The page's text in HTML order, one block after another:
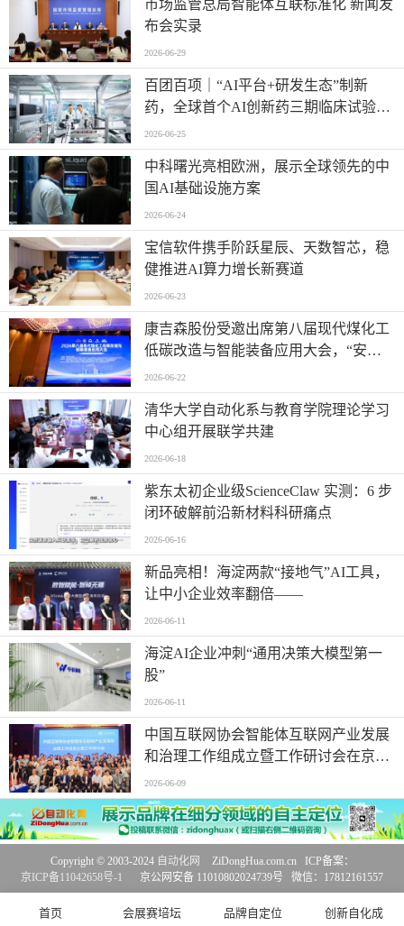
市场监管总局智能体互联标准化 新闻发
布会实录
2026-06-29
百团百项｜“AI平台+研发生态”制新
药，全球首个AI创新药三期临床试验将
启动
2026-06-25
中科曙光亮相欧洲，展示全球领先的中
国AI基础设施方案
2026-06-24
宝信软件携手阶跃星辰、天数智芯，稳
健推进AI算力增长新赛道
2026-06-23
康吉森股份受邀出席第八届现代煤化工
低碳改造与智能装备应用大会，“安全
+智能”赋能行业数智低碳新未来
2026-06-22
清华大学自动化系与教育学院理论学习
中心组开展联学共建
2026-06-18
紫东太初企业级ScienceClaw 实测：6 步
闭环破解前沿新材料科研痛点
2026-06-16
新品亮相！海淀两款“接地气”AI工具，
让中小企业效率翻倍——
2026-06-11
海淀AI企业冲刺“通用决策大模型第一
股”
2026-06-11
中国互联网协会智能体互联网产业发展
和治理工作组成立暨工作研讨会在京召
开
2026-06-09
首页 会展赛培坛 品牌自定位 创新自化成
Copyright © 2003-2024 自动化网
ZiDongHua.com.cn ICP备案：
京ICP备11042658号-1
京公网安备 11010802024739号 微信：17812161557